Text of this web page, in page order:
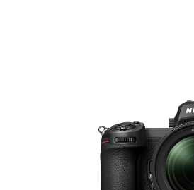
na pós-produção. O
A estabilização de
mesmo com lentes